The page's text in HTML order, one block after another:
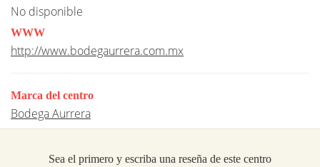
No disponible
WWW
http://www.bodegaurrera.com.mx
Marca del centro
Bodega Aurrera
Sea el primero y escriba una reseña de este centro